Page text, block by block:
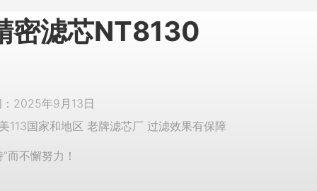
密滤芯NT8130
2025年9月13日
113国家和地区 老牌滤芯厂 过滤效果有保障
而不懈努力！